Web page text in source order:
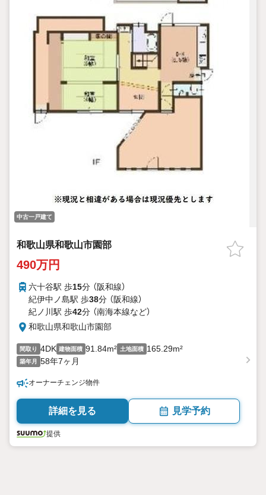
中古一戸建て
和歌山県和歌山市園部
490万円
六十谷駅 歩15分 （阪和線）
紀伊中ノ島駅 歩38分 （阪和線）
紀ノ川駅 歩42分 （南海本線など）
和歌山県和歌山市園部
間取り 4DK 建物面積 91.84m² 土地面積 165.29m²
築年月 58年7ヶ月
オーナーチェンジ物件
詳細を見る 見学予約
提供